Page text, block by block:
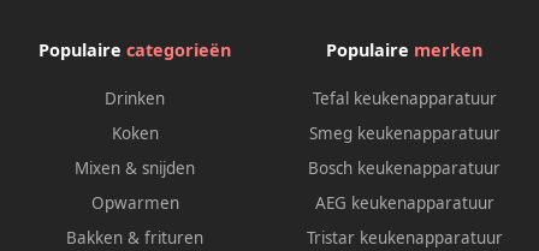
Populaire categorieën
Drinken
Koken
Mixen & snijden
Opwarmen
Bakken & frituren
Populaire merken
Tefal keukenapparatuur
Smeg keukenapparatuur
Bosch keukenapparatuur
AEG keukenapparatuur
Tristar keukenapparatuur